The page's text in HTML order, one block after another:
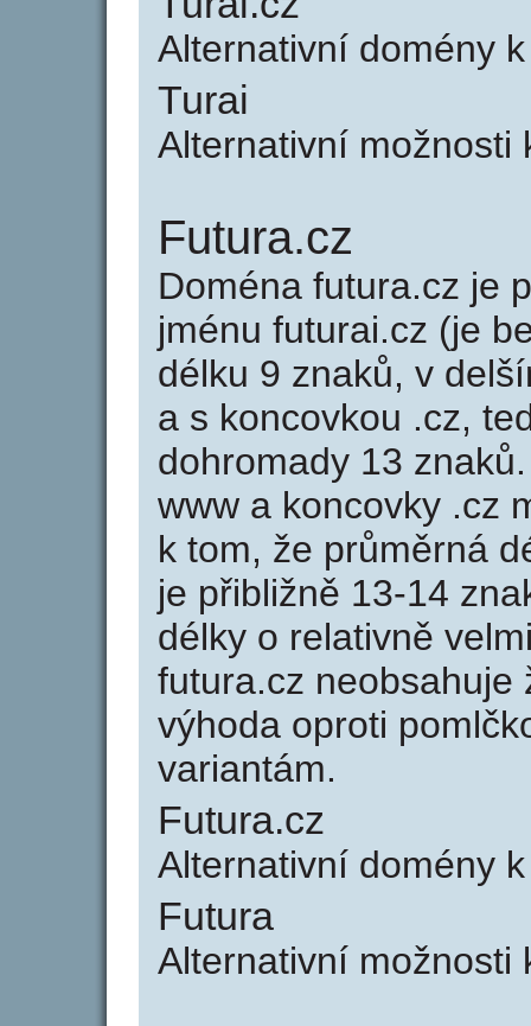
Alternativní domény
Turai
Alternativní
Futura.cz
Doména futura.cz je
jménu futurai.cz (je
délku 9 znaků, v
a s koncovkou .cz,
dohromady 13
www a koncovky .cz
k tom, že průměrná
je přibližně 13-14
délky o relativně
futura.cz neobsahuje
výhoda oproti
variantám.
Futura.cz
Alternativní domény
Futura
Alternativní možnosti